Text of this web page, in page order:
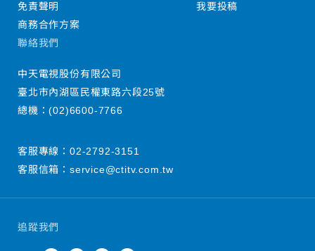
追蹤我們
免責聲明
商務合作方案
我要投稿
聯絡我們
中天電視股份有限公司
臺北市內湖區民權東路六段25號
總機：(02)6600-7766
客服專線： 02-2792-3151
客服信箱： service@ctitv.com.tw